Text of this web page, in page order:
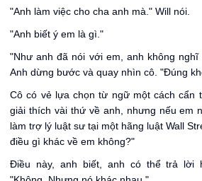
"Anh làm việc cho cha anh mà." Will nói.
"Anh biết ý em là gì."
"Như anh đã nói với em, anh không
Anh dừng bước và quay nhìn cô. "Đúng
Cô có vẻ lựa chọn từ ngữ một cách cẩn
giải thích vài thứ về anh, nhưng nếu em
làm trợ lý luật sư tại một hãng luật Wall
điều gì khác về em không?"
Điều này, anh biết, anh có thể trả lời